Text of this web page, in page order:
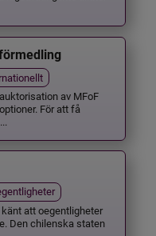
av MFoF
För att få
att oegentligheter
Den chilenska staten